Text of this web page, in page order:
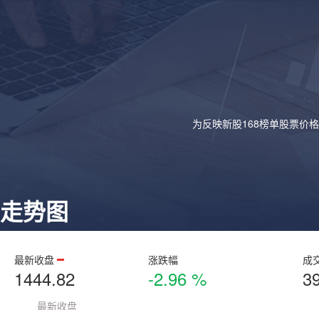
为反映新股168榜单股票价
走势图
最新收盘
1444.82
涨跌幅
-2.96 %
成